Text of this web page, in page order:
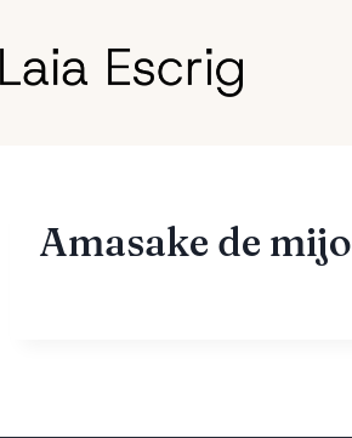
al
contenido
Amasake de mijo